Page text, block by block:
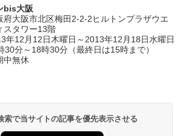
bis大阪
府大阪市北区梅田2-2-2ヒルトンプラザウエ
スタワー13階
年12月12日木曜日～2013年12月18日水曜日
30分～18時30分（最終日は15時まで）
中無休
索で当サイトの記事を優先表示させる